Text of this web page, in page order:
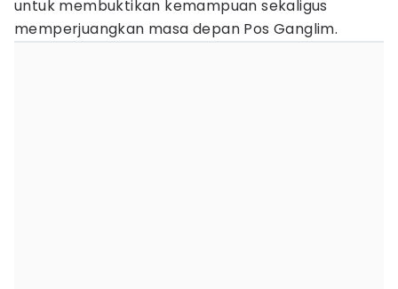
untuk membuktikan kemampuan sekaligus
memperjuangkan masa depan Pos Ganglim.